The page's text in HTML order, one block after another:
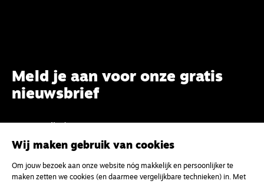
Meld je aan voor onze gratis
nieuwsbrief
Wij maken gebruik van cookies
Om jouw bezoek aan onze website nóg makkelijk en persoonlijker te
maken zetten we cookies (en daarmee vergelijkbare technieken) in. Met